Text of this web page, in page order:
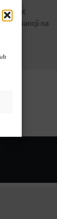
10 lat
ekspancji na